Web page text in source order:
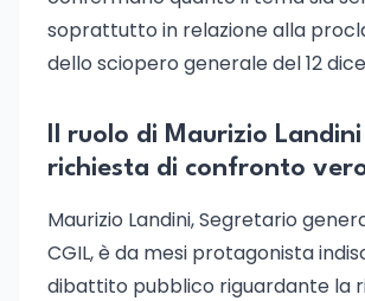
soprattutto in relazione alla
dello sciopero generale del 12
Il ruolo di Maurizio
richiesta di confronto
Maurizio Landini, Segretario
CGIL, è da mesi protagonista
dibattito pubblico riguardante la